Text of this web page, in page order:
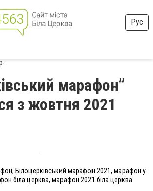
Рус
марафон”
з жовтня 2021
Білоцерківський марафон 2021, марафон у
біла церква, марафон 2021 біла церква